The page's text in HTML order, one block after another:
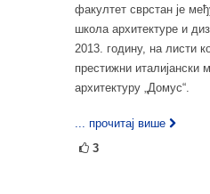
факултет сврстан је
школа архитектуре и
2013. годину, на листи
престижни италијански
архитектуру „Домус“.
... прочитај више
3